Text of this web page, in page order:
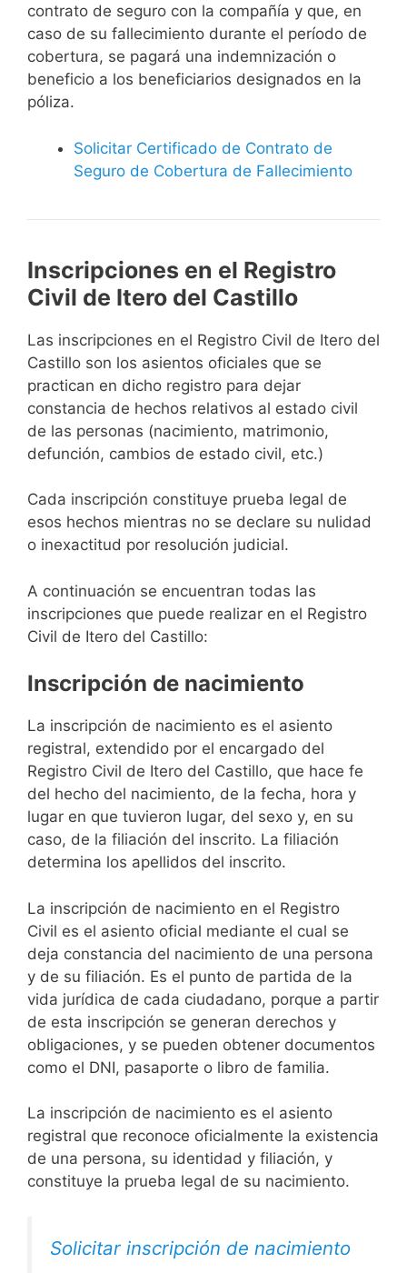
contrato de seguro con la compañía y que, en
caso de su fallecimiento durante el período de
cobertura, se pagará una indemnización o
beneficio a los beneficiarios designados en la
póliza.
Solicitar Certificado de Contrato de
Seguro de Cobertura de Fallecimiento
Inscripciones en el Registro
Civil de Itero del Castillo
Las inscripciones en el Registro Civil de Itero del
Castillo son los asientos oficiales que se
practican en dicho registro para dejar
constancia de hechos relativos al estado civil
de las personas (nacimiento, matrimonio,
defunción, cambios de estado civil, etc.)
Cada inscripción constituye prueba legal de
esos hechos mientras no se declare su nulidad
o inexactitud por resolución judicial.
A continuación se encuentran todas las
inscripciones que puede realizar en el Registro
Civil de Itero del Castillo:
Inscripción de nacimiento
La inscripción de nacimiento es el asiento
registral, extendido por el encargado del
Registro Civil de Itero del Castillo, que hace fe
del hecho del nacimiento, de la fecha, hora y
lugar en que tuvieron lugar, del sexo y, en su
caso, de la filiación del inscrito. La filiación
determina los apellidos del inscrito.
La inscripción de nacimiento en el Registro
Civil es el asiento oficial mediante el cual se
deja constancia del nacimiento de una persona
y de su filiación. Es el punto de partida de la
vida jurídica de cada ciudadano, porque a partir
de esta inscripción se generan derechos y
obligaciones, y se pueden obtener documentos
como el DNI, pasaporte o libro de familia.
La inscripción de nacimiento es el asiento
registral que reconoce oficialmente la existencia
de una persona, su identidad y filiación, y
constituye la prueba legal de su nacimiento.
Solicitar inscripción de nacimiento